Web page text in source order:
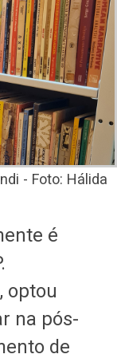
- Foto: Hálida
é
optou
na pós-
de